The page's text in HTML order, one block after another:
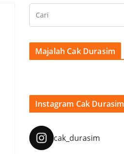
Majalah Cak Durasim
Instagram Cak Durasim
cak_durasim